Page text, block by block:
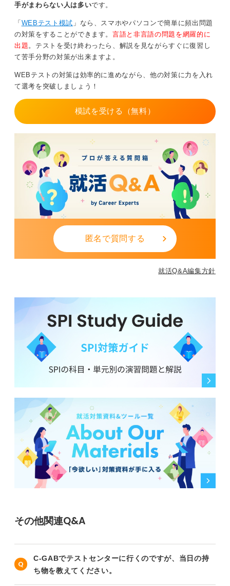
て、そこでおかしいんじゃないのかなって疑いは持たれ
る可能性があります。
即カンニングをしているかどうかというのはわからない
と思いますが、疑いを持たれた状態のまま面接に行く
と、やはりおかしいという先入観で面接が進んでしまう
可能性があるのでやめたほうが良いと思います。
バレるともうその選考はアウトです。
こういうことをしたというのは当然社内で共有はされ、
その情報がほかの企業に伝わるかもわからないうえ、ど
いということが大事です。
おすすめの勉強法は過去問とか頻出問題集といったもの
で、たくさん練習を積んでいくことが大事です。独学で
勉強するくらいなら、大学でやっている講座を取ったほ
うが良いと思っています。
0
手がまわらない人は多いです。
「 WEBテスト模試 」なら、スマホやパソコンで簡単に頻出問題
の対策をすることができます。言語と非言語の問題を網羅的に
出題。テストを受け終わったら、解説を見ながらすぐに復習し
て苦手分野の対策が出来ますよ。
WEBテストの対策は効率的に進めながら、他の対策に力を入れ
て選考を突破しましょう！
模試を受ける（無料）
匿名で質問する
就活Q&A編集方針
その他関連Q&A
C-GABでテストセンターに行くのですが、当日の持
ち物を教えてください。